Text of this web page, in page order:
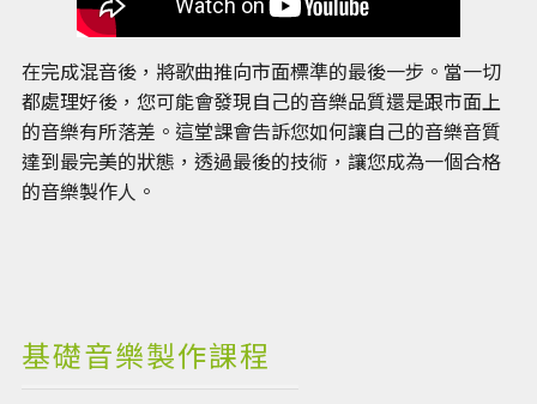
在完成混音後，將歌曲推向市面標準的最後一步。當一切
都處理好後，您可能會發現自己的音樂品質還是跟市面上
的音樂有所落差。這堂課會告訴您如何讓自己的音樂音質
達到最完美的狀態，透過最後的技術，讓您成為一個合格
的音樂製作人。
基礎音樂製作課程